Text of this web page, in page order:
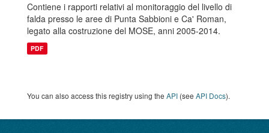
Contiene i rapporti relativi al monitoraggio del livello di
falda presso le aree di Punta Sabbioni e Ca' Roman,
legato alla costruzione del MOSE, anni 2005-2014.
PDF
You can also access this registry using the API (see API Docs).